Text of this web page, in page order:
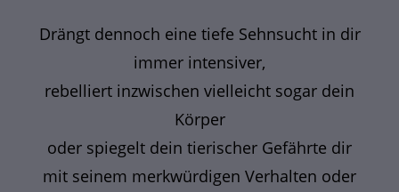
Drängt dennoch eine tiefe Sehnsucht in dir
immer intensiver,
rebelliert inzwischen vielleicht sogar dein
Körper
oder spiegelt dein tierischer Gefährte dir
mit seinem merkwürdigen Verhalten oder